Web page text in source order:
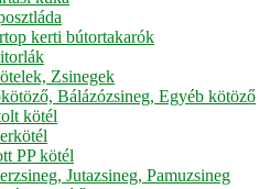
kerti bútortakarók
Zsinegek
Bálázózsineg, Egyéb kötöző
kötél
PP kötél
Jutazsineg, Pamuzsineg